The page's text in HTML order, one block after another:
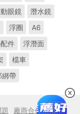
眼鏡
潛水鏡
浮圈
A6
件
浮潛面
檔車
綁帶
廠商合作